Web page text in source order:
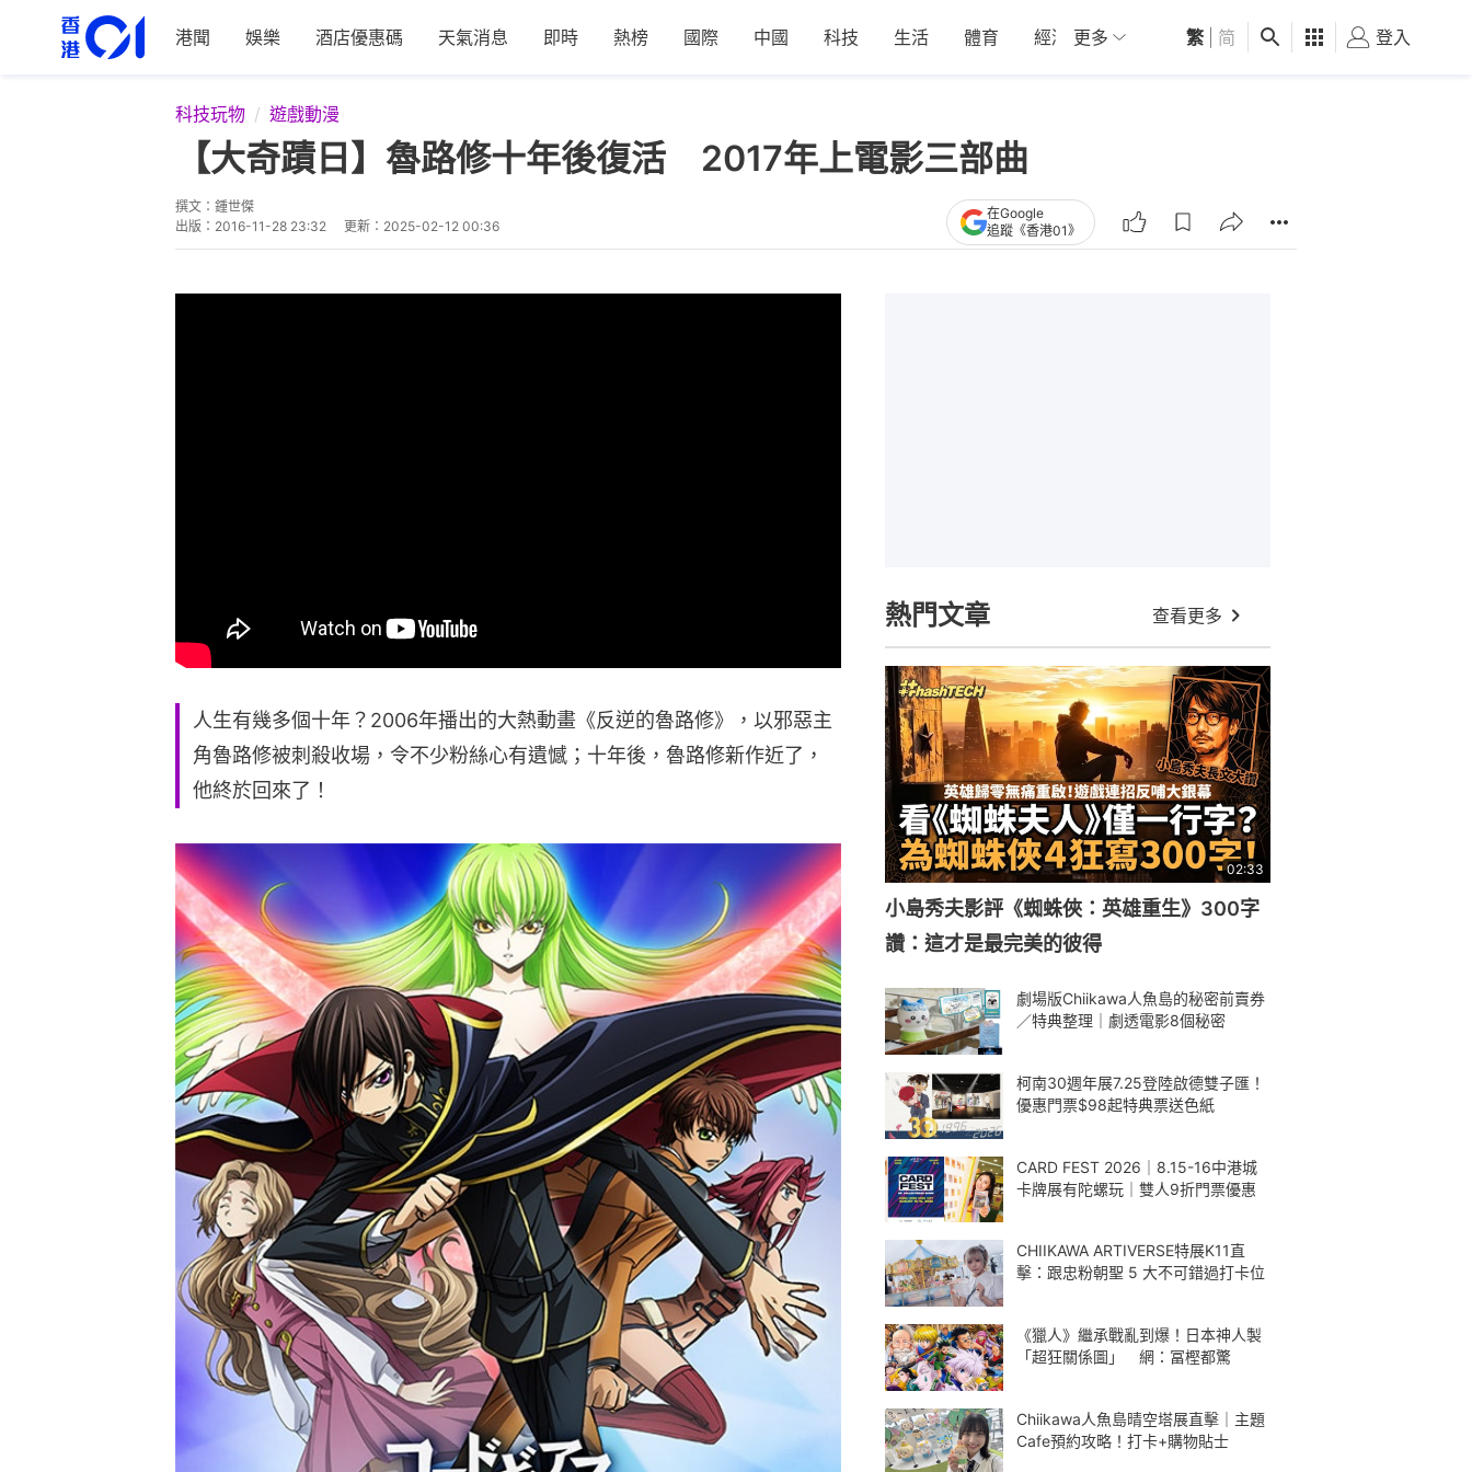
港聞 娛樂 酒店優惠碼 天氣消息 即時 熱榜 國際 中國 科技 生活 體育 經濟 01深圳 觀點 健康 好食玩飛
更多 繁 简 登入
科技玩物 遊戲動漫
【大奇蹟日】魯路修十年後復活 2017年上電影三部曲
撰文： 鍾世傑
出版： 2016-11-28 23:32 更新： 2025-02-12 00:36
在Google
追蹤《香港01》
人生有幾多個十年？2006年播出的大熱動畫《反逆的魯路修》，以邪惡主
角魯路修被刺殺收場，令不少粉絲心有遺憾；十年後，魯路修新作近了，
他終於回來了！
熱門文章 查看更多
02:33
小島秀夫影評《蜘蛛俠：英雄重生》300字
讚：這才是最完美的彼得
劇場版Chiikawa人魚島的秘密前賣券
／特典整理｜劇透電影8個秘密
柯南30週年展7.25登陸啟德雙子匯！
優惠門票$98起特典票送色紙
CARD FEST 2026｜8.15-16中港城
卡牌展有陀螺玩｜雙人9折門票優惠
CHIIKAWA ARTIVERSE特展K11直
擊：跟忠粉朝聖 5 大不可錯過打卡位
《獵人》繼承戰亂到爆！日本神人製
「超狂關係圖」 網：冨樫都驚
Chiikawa人魚島晴空塔展直擊｜主題
Cafe預約攻略！打卡+購物貼士